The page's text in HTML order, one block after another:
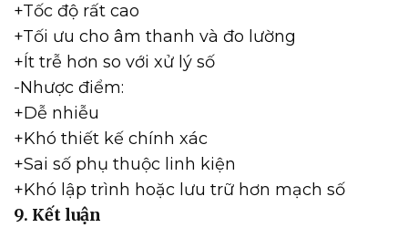
+Tốc độ rất cao
+Tối ưu cho âm thanh và đo lường
+Ít trễ hơn so với xử lý số
-Nhược điểm:
+Dễ nhiễu
+Khó thiết kế chính xác
+Sai số phụ thuộc linh kiện
+Khó lập trình hoặc lưu trữ hơn mạch số
9. Kết luận